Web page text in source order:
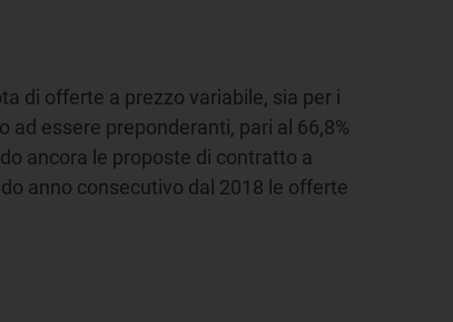
di offerte a prezzo variabile, sia per i
essere preponderanti, pari al 66,8%
ancora le proposte di contratto a
anno consecutivo dal 2018 le offerte